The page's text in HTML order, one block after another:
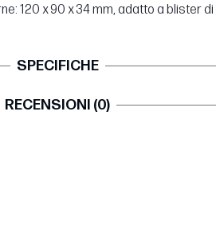
120 x 90 x 34 mm, adatto a blister di
SPECIFICHE
RECENSIONI (0)